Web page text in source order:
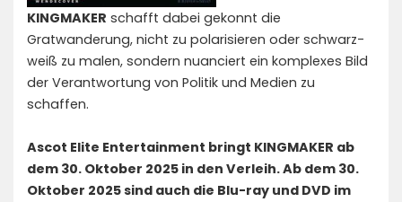
KINGMAKER schafft dabei gekonnt die
Gratwanderung, nicht zu polarisieren oder schwarz-
weiß zu malen, sondern nuanciert ein komplexes Bild
der Verantwortung von Politik und Medien zu
schaffen.
Ascot Elite Entertainment bringt KINGMAKER ab
dem 30. Oktober 2025 in den Verleih. Ab dem 30.
Oktober 2025 sind auch die Blu-ray und DVD im